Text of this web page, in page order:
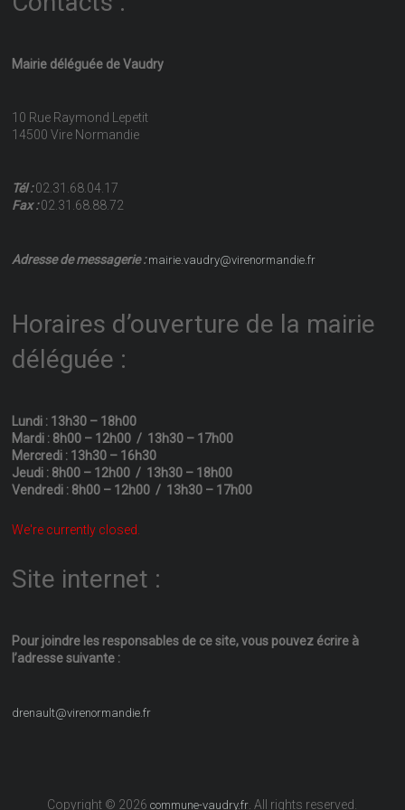
Mairie déléguée de Vaudry
10 Rue Raymond Lepetit
14500 Vire Normandie
Tél :02.31.68.04.17
Fax :02.31.68.88.72
Adresse de messagerie :mairie.vaudry@virenormandie.fr
Horaires d’ouverture de la mairie
déléguée :
Lundi : 13h30 – 18h00
Mardi : 8h00 – 12h00 / 13h30 – 17h00
Mercredi : 13h30 – 16h30
Jeudi : 8h00 – 12h00 / 13h30 – 18h00
Vendredi : 8h00 – 12h00 / 13h30 – 17h00
We're currently closed.
Site internet :
Pour joindre les responsables de ce site, vous pouvez écrire à
l’adresse suivante :
drenault@virenormandie.fr
Copyright © 2026commune-vaudry.fr . All rights reserved.